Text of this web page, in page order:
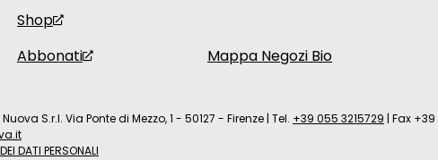
Shop
Abbonati
Mappa Negozi Bio
S.r.l. Via Ponte di Mezzo, 1 - 50127 - Firenze | Tel. +39 055 3215729 | Fax +39
DATI PERSONALI